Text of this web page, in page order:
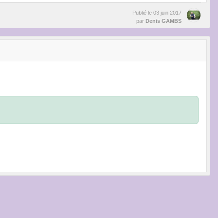
Publié le 03 juin 2017
par Denis GAMBS